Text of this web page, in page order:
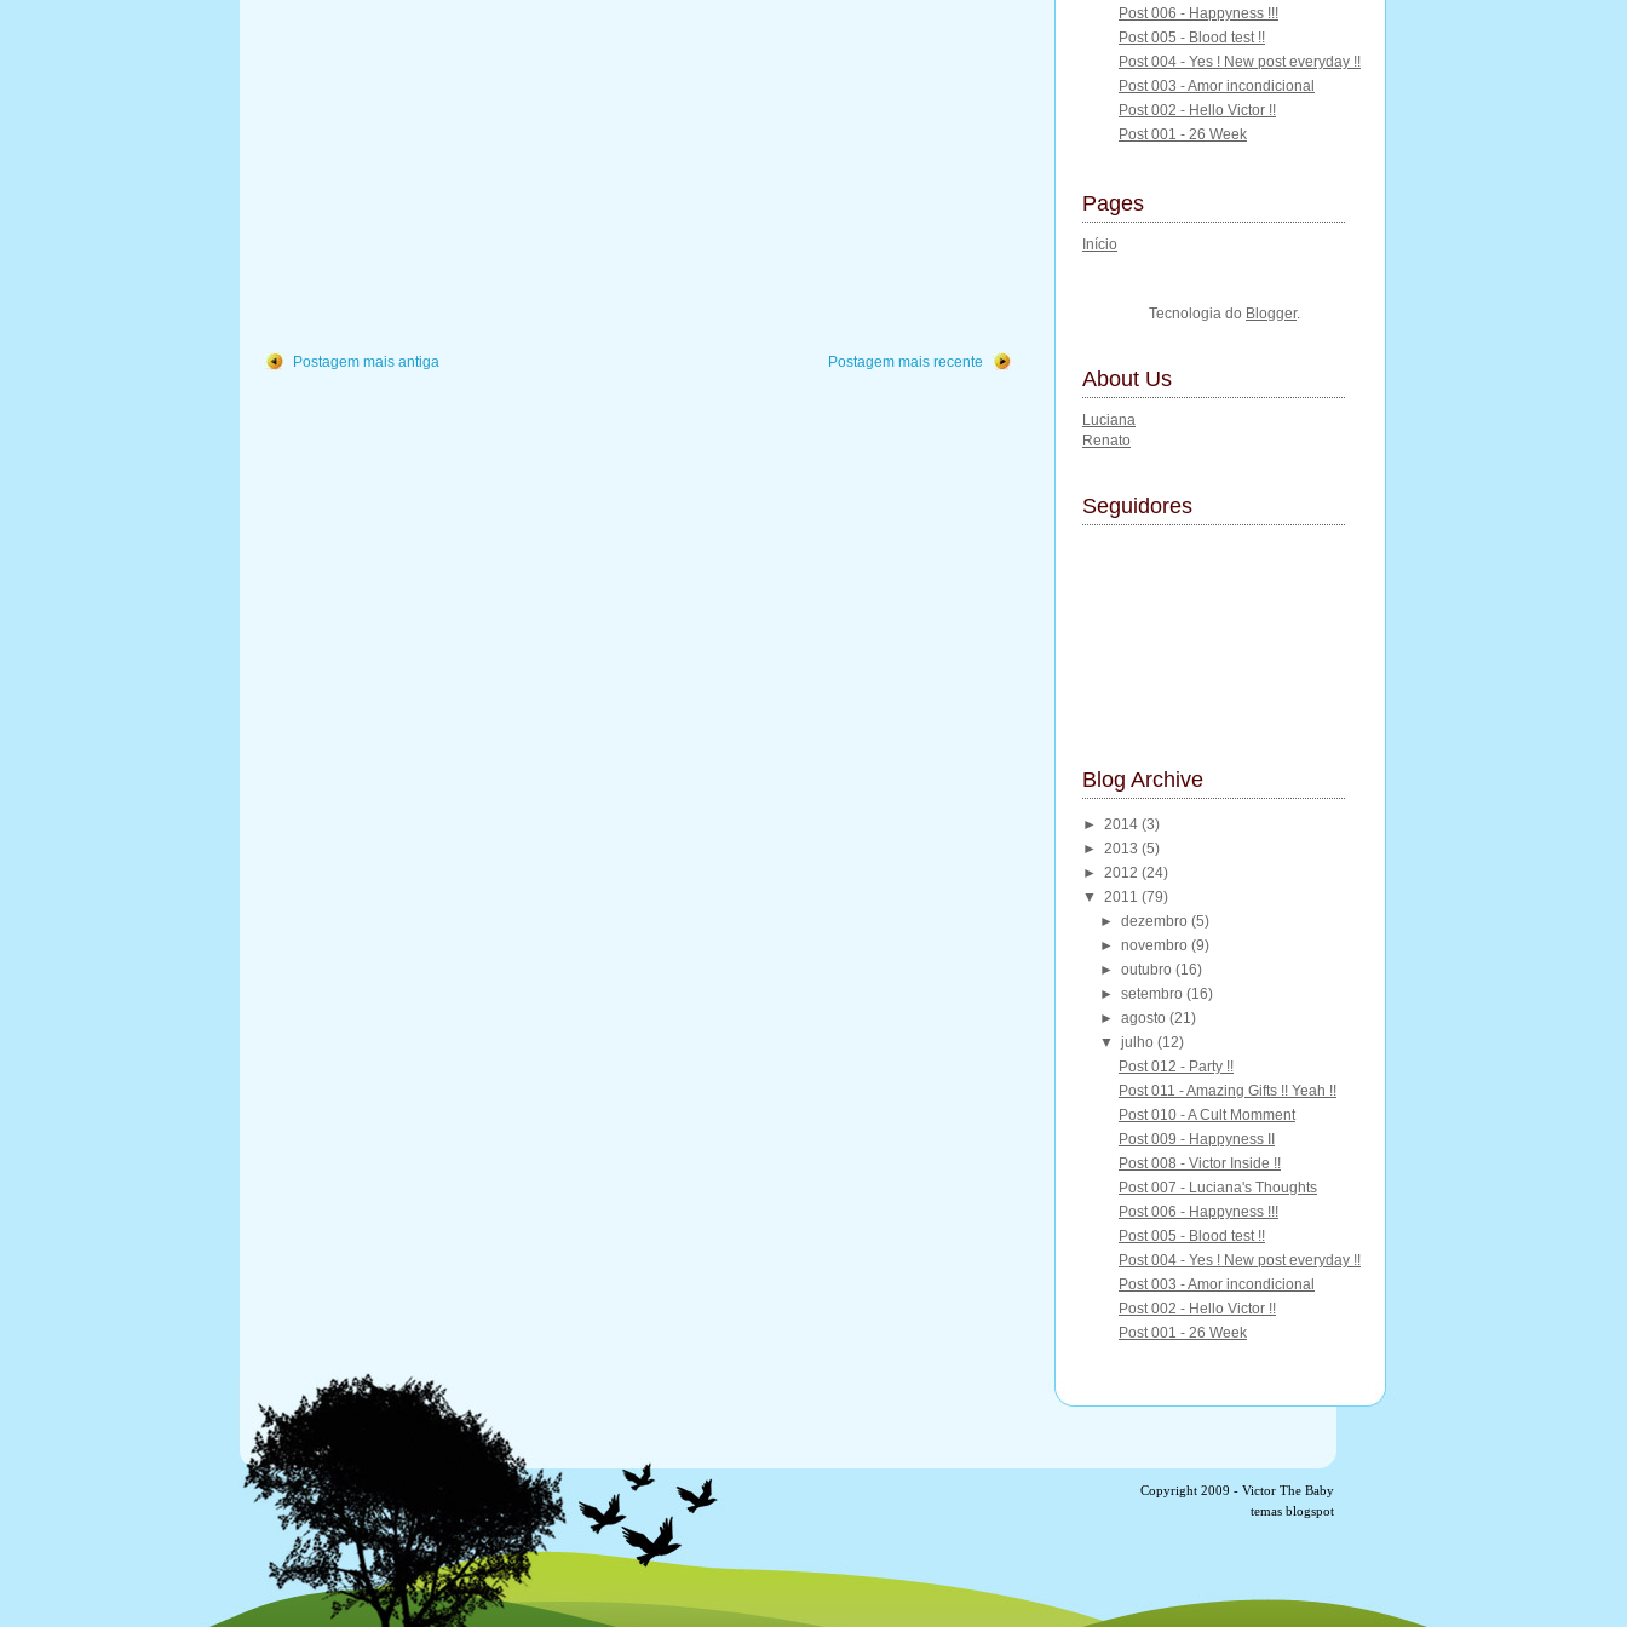
Postagem mais recente
Postagem mais antiga
Post 006 - Happyness !!!
Post 005 - Blood test !!
Post 004 - Yes ! New post everyday !!
Post 003 - Amor incondicional
Post 002 - Hello Victor !!
Post 001 - 26 Week
Pages
Início
Tecnologia do Blogger.
About Us
Luciana
Renato
Seguidores
Blog Archive
► 2014 (3)
► 2013 (5)
► 2012 (24)
▼ 2011 (79)
►dezembro (5)
►novembro (9)
►outubro (16)
►setembro (16)
►agosto (21)
▼ julho (12)
Post 012 - Party !!
Post 011 - Amazing Gifts !! Yeah !!
Post 010 - A Cult Momment
Post 009 - Happyness II
Post 008 - Victor Inside !!
Post 007 - Luciana's Thoughts
Post 006 - Happyness !!!
Post 005 - Blood test !!
Post 004 - Yes ! New post everyday !!
Post 003 - Amor incondicional
Post 002 - Hello Victor !!
Post 001 - 26 Week
Copyright 2009 - Victor The Baby
temas blogspot